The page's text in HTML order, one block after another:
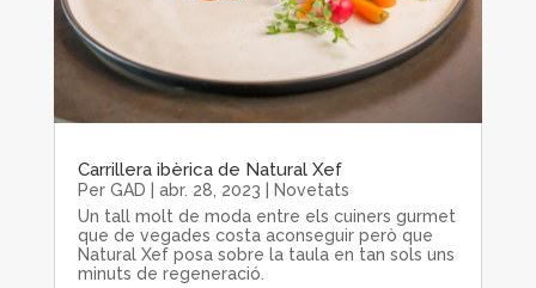
Carrillera ibèrica de Natural Xef
Per GAD abr. 28, 2023
Novetats
Un tall molt de moda entre els cuiners gurmet
que de vegades costa aconseguir però que
Natural Xef posa sobre la taula en tan sols uns
minuts de regeneració.